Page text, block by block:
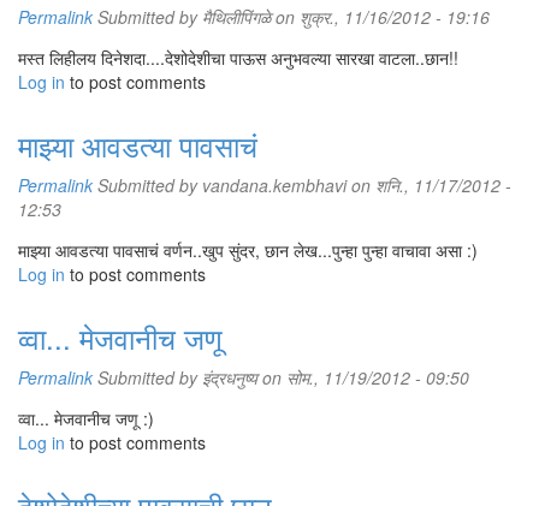
Permalink Submitted by मैथिलीपिंगळेon शुक्र., 11/16/2012 - 19:16
मस्त लिहीलय दिनेशदा....देशोदेशीचा पाऊस अनुभवल्या सारखा वाटला..छान!!
Log in to post comments
माझ्या आवडत्या पावसाचं
Permalink Submitted by vandana.kembhavion शनि., 11/17/2012 -
12:53
माझ्या आवडत्या पावसाचं वर्णन..खुप सुंदर, छान लेख...पुन्हा पुन्हा वाचावा असा :)
Log in to post comments
व्वा... मेजवानीच जणू
Permalink Submitted by इंद्रधनुष्यon सोम., 11/19/2012 - 09:50
व्वा... मेजवानीच जणू :)
Log in to post comments